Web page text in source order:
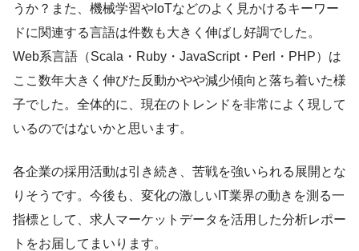
うか？また、機械学習やIoTなどのよく見かけるキーワー
ドに関連する言語は件数も大きく伸ばし好調でした。
Web系言語（Scala・Ruby・JavaScript・Perl・PHP）は
ここ数年大きく伸びた反動かやや減少傾向と落ち着いた様
子でした。全体的に、現在のトレンドを非常によく現して
いるのではないかと思います。
各企業の採用活動は引き続き、苦戦を強いられる展開とな
りそうです。今後も、変化の激しいIT業界の動きを測る一
指標として、求人マーケットデータを活用した分析レポー
トをお届してまいります。